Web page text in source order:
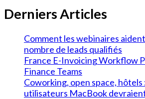
Derniers Articles
Comment les webinaires
nombre de leads qualifiés
France E-Invoicing Workflow
Finance Teams
Coworking, open space, hôtels
utilisateurs MacBook